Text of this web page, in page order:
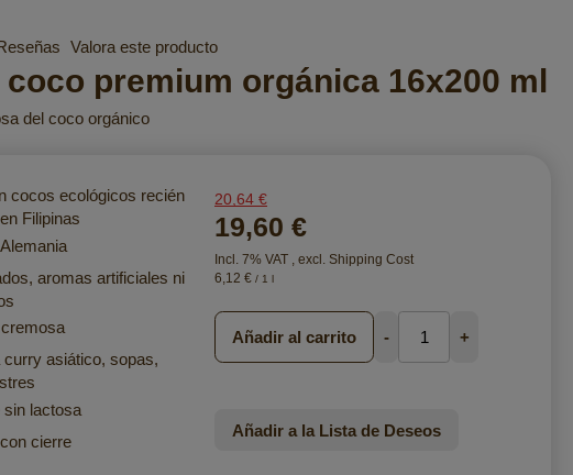
Valora este producto
coco premium orgánica 16x200 ml
del coco orgánico
cocos ecológicos recién
Filipinas
aromas artificiales ni
asiático, sopas,
lactosa
cierre
20,64 €
19,60 €
Incl. 7% VAT , excl. Shipping Cost
6,12 € / 1 l
Añadir al carrito - +
Añadir a la Lista de Deseos